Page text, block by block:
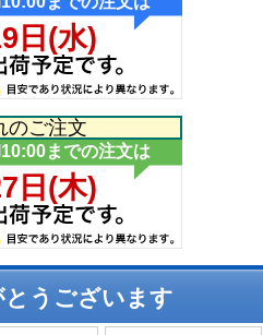
のご注文
うございます